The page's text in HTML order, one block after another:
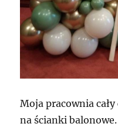
Moja pracownia
na ścianki